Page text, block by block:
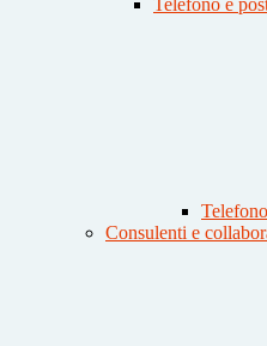
Telefono e
Consulenti e